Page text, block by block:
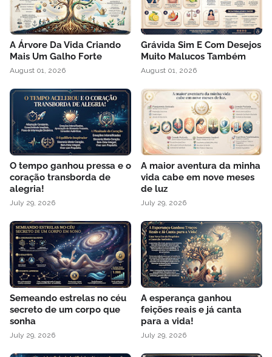
A Árvore Da Vida Criando
Mais Um Galho Forte
August 01, 2026
Grávida Sim E Com Desejos
Muito Malucos Também
August 01, 2026
O tempo ganhou pressa e o
coração transborda de
alegria!
July 29, 2026
A maior aventura da minha
vida cabe em nove meses
de luz
July 29, 2026
Semeando estrelas no céu
secreto de um corpo que
sonha
July 29, 2026
A esperança ganhou
feições reais e já canta
para a vida!
July 29, 2026